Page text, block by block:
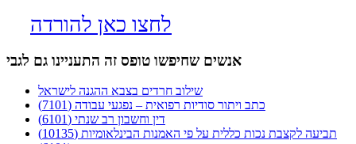
לחצו כאן להורדה
אנשים שחיפשו טופס זה התעניינו גם לגבי
שילוב חרדים בצבא ההגנה לישראל
כתב ויתור סודיות רפואית – נפגעי עבודה (7101)
דין וחשבון רב שנתי (6101)
תביעה לקצבת נכות כללית על פי האמנות הבינלאומיות (10135)